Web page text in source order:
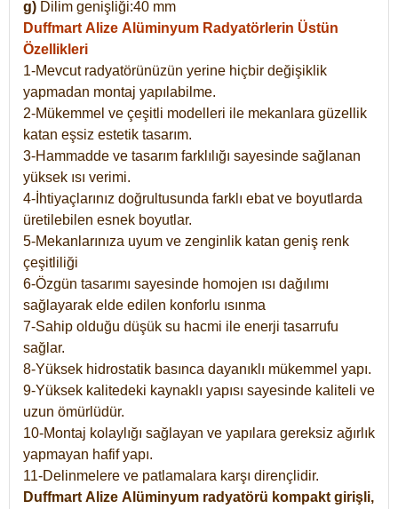
g) Dilim genişliği:40 mm
Duffmart Alize Alüminyum Radyatörlerin Üstün
Özellikleri
1-Mevcut radyatörünüzün yerine hiçbir değişiklik
yapmadan montaj yapılabilme.
2-Mükemmel ve çeşitli modelleri ile mekanlara güzellik
katan eşsiz estetik tasarım.
3-Hammadde ve tasarım farklılığı sayesinde sağlanan
yüksek ısı verimi.
4-İhtiyaçlarınız doğrultusunda farklı ebat ve boyutlarda
üretilebilen esnek boyutlar.
5-Mekanlarınıza uyum ve zenginlik katan geniş renk
çeşitliliği
6-Özgün tasarımı sayesinde homojen ısı dağılımı
sağlayarak elde edilen konforlu ısınma
7-Sahip olduğu düşük su hacmi ile enerji tasarrufu
sağlar.
8-Yüksek hidrostatik basınca dayanıklı mükemmel yapı.
9-Yüksek kalitedeki kaynaklı yapısı sayesinde kaliteli ve
uzun ömürlüdür.
10-Montaj kolaylığı sağlayan ve yapılara gereksiz ağırlık
yapmayan hafif yapı.
11-Delinmelere ve patlamalara karşı dirençlidir.
Duffmart Alize Alüminyum radyatörü kompakt girişli,